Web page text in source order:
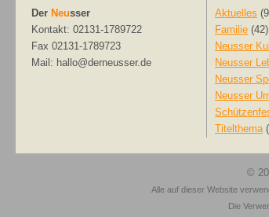
Der Neusser
Kontakt: 02131-1789722
Fax 02131-1789723
Mail: hallo@derneusser.de
Aktuelles
Familie (42)
Neusser
Neusser
Neusser
Neusser
Titelthema
©
Alle auf dieser Website
Die